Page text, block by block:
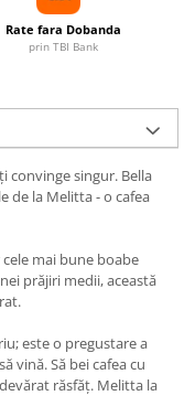
Rate fara Dobanda
prin TBI Bank
convinge singur. Bella
de la Melitta - o cafea
mai bune boabe
prăjiri medii, această
este o pregustare a
vină. Să bei cafea cu
răsfăț. Melitta la